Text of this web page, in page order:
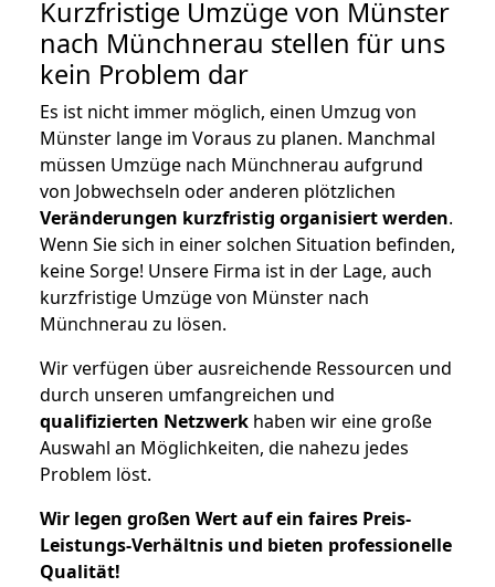
Kurzfristige Umzüge von Münster
nach Münchnerau stellen für uns
kein Problem dar
Es ist nicht immer möglich, einen Umzug von
Münster lange im Voraus zu planen. Manchmal
müssen Umzüge nach Münchnerau aufgrund
von Jobwechseln oder anderen plötzlichen
Veränderungen kurzfristig organisiert werden.
Wenn Sie sich in einer solchen Situation befinden,
keine Sorge! Unsere Firma ist in der Lage, auch
kurzfristige Umzüge von Münster nach
Münchnerau zu lösen.
Wir verfügen über ausreichende Ressourcen und
durch unseren umfangreichen und
qualifizierten Netzwerk haben wir eine große
Auswahl an Möglichkeiten, die nahezu jedes
Problem löst.
Wir legen großen Wert auf ein faires Preis-
Leistungs-Verhältnis und bieten professionelle
Qualität!